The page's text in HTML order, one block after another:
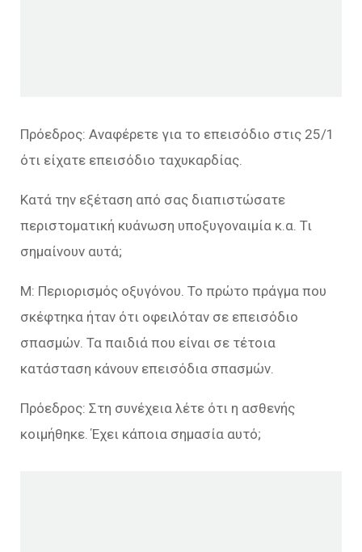
Πρόεδρος: Αναφέρετε για το επεισόδιο στις 25/1
ότι είχατε επεισόδιο ταχυκαρδίας.
Κατά την εξέταση από σας διαπιστώσατε
περιστοματική κυάνωση υποξυγοναιμία κ.α. Τι
σημαίνουν αυτά;
Μ: Περιορισμός οξυγόνου. Το πρώτο πράγμα που
σκέφτηκα ήταν ότι οφειλόταν σε επεισόδιο
σπασμών. Τα παιδιά που είναι σε τέτοια
κατάσταση κάνουν επεισόδια σπασμών.
Πρόεδρος: Στη συνέχεια λέτε ότι η ασθενής
κοιμήθηκε. Έχει κάποια σημασία αυτό;